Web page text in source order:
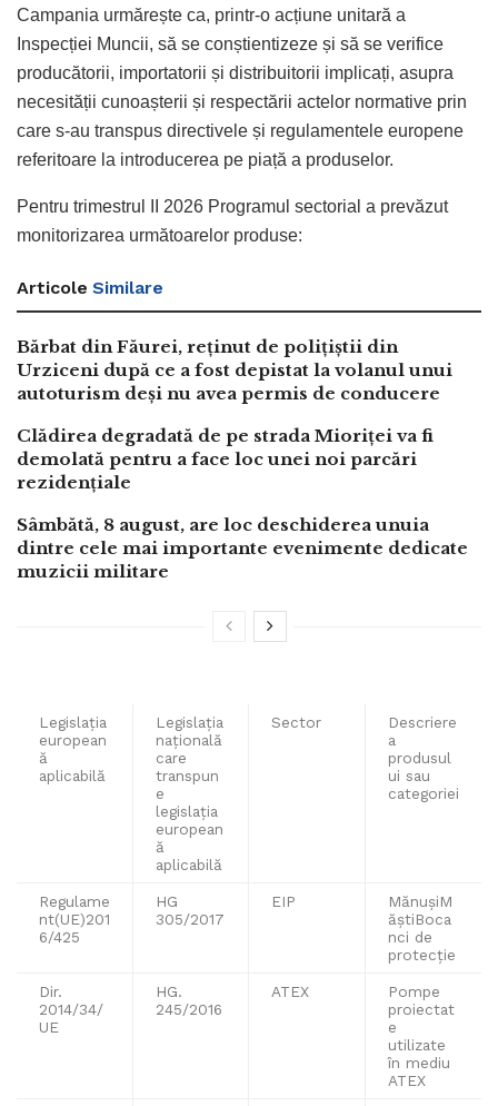
Campania urmărește ca, printr-o acțiune unitară a
Inspecției Muncii, să se conștientizeze și să se verifice
producătorii, importatorii și distribuitorii implicați, asupra
necesității cunoașterii și respectării actelor normative prin
care s-au transpus directivele și regulamentele europene
referitoare la introducerea pe piață a produselor.
Pentru trimestrul II 2026 Programul sectorial a prevăzut
monitorizarea următoarelor produse:
Articole Similare
Bărbat din Făurei, reținut de polițiștii din
Urziceni după ce a fost depistat la volanul unui
autoturism deși nu avea permis de conducere
Clădirea degradată de pe strada Mioriței va fi
demolată pentru a face loc unei noi parcări
rezidențiale
Sâmbătă, 8 august, are loc deschiderea unuia
dintre cele mai importante evenimente dedicate
muzicii militare
Legislaţia
european
ă
aplicabilă
Legislaţia
naţională
care
transpun
e
legislaţia
european
ă
aplicabilă
Sector
Descriere
a
produsul
ui sau
categoriei
Regulame
nt(UE)201
6/425
HG
305/2017
EIP
MănușiM
ăștiBoca
nci de
protecție
Dir.
2014/34/
UE
HG.
245/2016
ATEX
Pompe
proiectat
e
utilizate
în mediu
ATEX